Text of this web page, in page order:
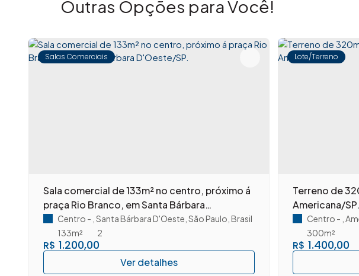
transações seguras e tranquilas.
Imovibe Imóveis. A imobiliária que causa magia em você.
Outras Opções para Você!
Salas Comerciais
Sala comercial de 133m² no centro, próximo á
praça Rio Branco, em Santa Bárbara
D'Oeste/SP.
R$ 1.200,00
Centro ,Santa Bárbara D'Oeste ,São Paulo ,Brasil
2
133m²
Lote/Terreno
Terreno de
Americana/SP.
R$ 1.400,00
Centro
300m²